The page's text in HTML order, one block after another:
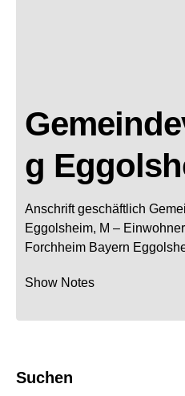
g
Anschrift geschäftlich
Eggolsheim, M –
Forchheim Bayern
Show Notes
Suchen